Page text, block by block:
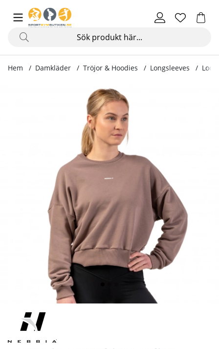
Hem Damkläder Tröjor & Hoodies Longsleeves
Produktbilder Loose Fit Sweatshirt ''Feeling Good'', brown